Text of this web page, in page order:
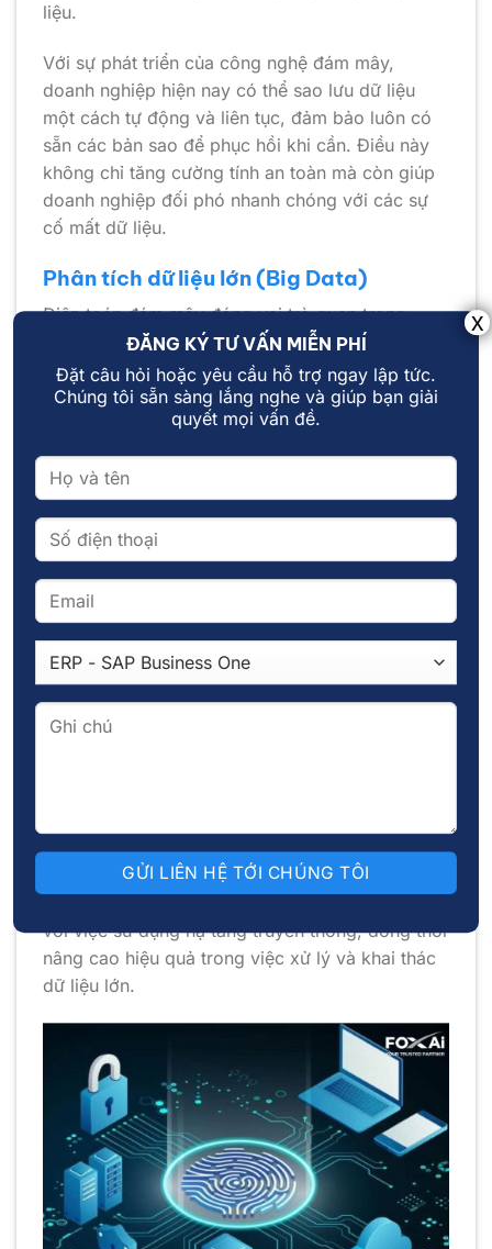
liệu.
Với sự phát triển của công nghệ đám mây,
doanh nghiệp hiện nay có thể sao lưu dữ liệu
một cách tự động và liên tục, đảm bảo luôn có
sẵn các bản sao để phục hồi khi cần. Điều này
không chỉ tăng cường tính an toàn mà còn giúp
doanh nghiệp đối phó nhanh chóng với các sự
cố mất dữ liệu.
Phân tích dữ liệu lớn (Big Data)
Điện toán đám mây đóng vai trò quan trọng
trong việc xử lý và phân tích dữ liệu lớn thông
qua ba loại hình dịch vụ chính:
IaaS (Cơ sở hạ tầng như một dịch vụ): Cung
trữ không giới hạn, giúp doanh nghiệp dễ
dàng phân tích dữ liệu và mở rộng quy mô
theo nhu cầu.
PaaS (Nền tảng như một dịch vụ): Mang đến
một nền tảng đám mây linh hoạt, cho phép xử
lý dữ liệu lớn nhanh hơn và hiệu quả hơn. Bên
trình, tạo điều kiện để áp dụng các công nghệ
phân tích tiên tiến.
Nhờ ứng dụng điện toán đám mây, doanh nghiệp
với việc sử dụng hạ tầng truyền thống, đồng thời
nâng cao hiệu quả trong việc xử lý và khai thác
dữ liệu lớn.
ĐĂNG KÝ TƯ VẤN MIỄN PHÍ
Đặt câu hỏi hoặc yêu cầu hỗ trợ ngay lập tức.
Chúng tôi sẵn sàng lắng nghe và giúp bạn giải
quyết mọi vấn đề.